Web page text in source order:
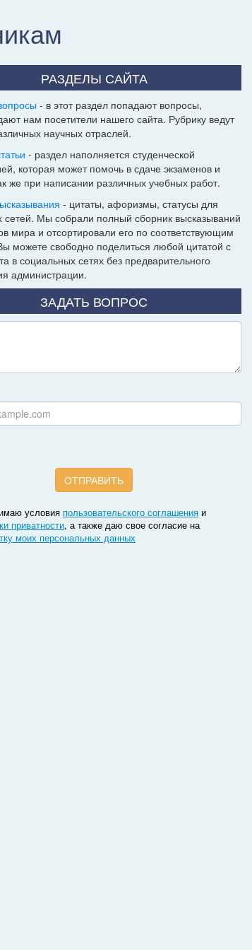
РАЗДЕЛЫ САЙТА
- в этот раздел попадают вопросы,
нам посетители нашего сайта. Рубрику ведут
научных отраслей.
- раздел наполняется студенческой
которая может помочь в сдаче экзаменов и
же при написании различных учебных работ.
- цитаты, афоризмы, статусы для
сетей. Мы собрали полный сборник высказываний
мира и отсортировали его по соответствующим
можете свободно поделиться любой цитатой с
в социальных сетях без предварительного
администрации.
ЗАДАТЬ ВОПРОС
условия пользовательского соглашения и
приватности, а также даю свое согласие на
моих персональных данных